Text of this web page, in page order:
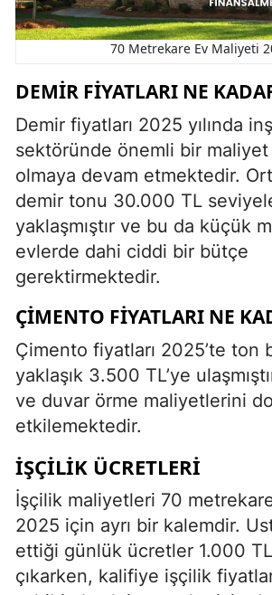
70 Metrekare Ev Maliyeti
DEMIR FIYATLARI NE
Demir fiyatları 2025 yılında
sektöründe önemli bir maliyet
olmaya devam etmektedir.
demir tonu 30.000 TL
yaklaşmıştır ve bu da küçük
evlerde dahi ciddi bir bütçe
gerektirmektedir.
ÇIMENTO FIYATLARI NE
Çimento fiyatları 2025’te ton
yaklaşık 3.500 TL’ye
ve duvar örme maliyetlerini
etkilemektedir.
İŞÇILIK ÜCRETLERI
İşçilik maliyetleri 70
2025 için ayrı bir kalemdir.
ettiği günlük ücretler 1.000
çıkarken, kalifiye işçilik